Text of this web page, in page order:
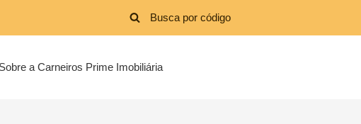
Sobre a Carneiros Prime Imobiliária